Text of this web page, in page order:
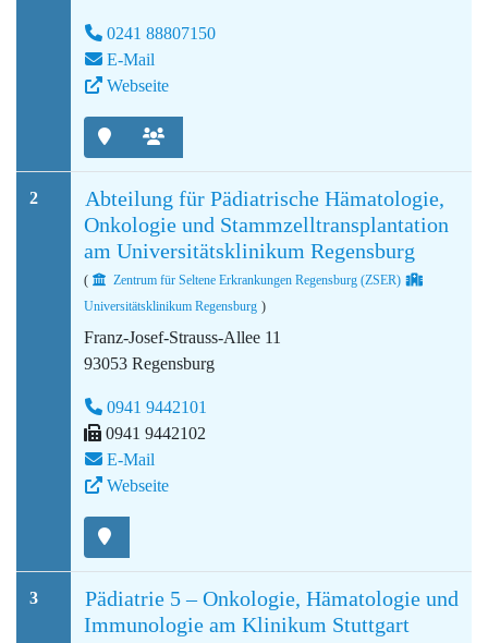
0241 88807150
E-Mail
Webseite
2
Abteilung für Pädiatrische Hämatologie,
Onkologie und Stammzelltransplantation
am Universitätsklinikum Regensburg
(
Zentrum für Seltene Erkrankungen Regensburg (ZSER)
Universitätsklinikum Regensburg )
Franz-Josef-Strauss-Allee 11
93053 Regensburg
0941 9442101
0941 9442102
E-Mail
Webseite
3
Pädiatrie 5 – Onkologie, Hämatologie und
Immunologie am Klinikum Stuttgart